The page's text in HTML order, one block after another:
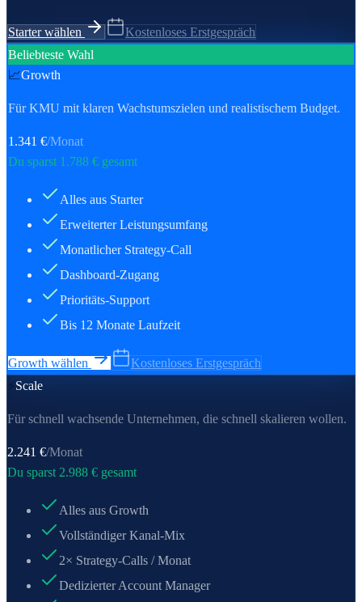
Starter wählen
Kostenloses Erstgespräch
Beliebteste Wahl
📈Growth
Für KMU mit klaren Wachstumszielen und realistischem Budget.
1.341 €/Monat
Du sparst 1.788 € gesamt
Alles aus Starter
Erweiterter Leistungsumfang
Monatlicher Strategy-Call
Dashboard-Zugang
Prioritäts-Support
Bis 12 Monate Laufzeit
Growth wählen
Kostenloses Erstgespräch
Scale
Für schnell wachsende Unternehmen, die schnell skalieren wollen.
2.241 €/Monat
Du sparst 2.988 € gesamt
Alles aus Growth
Vollständiger Kanal-Mix
2× Strategy-Calls / Monat
Dedizierter Account Manager